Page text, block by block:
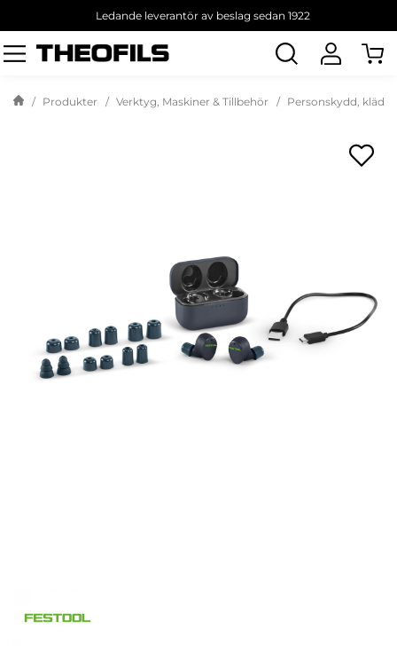
Ledande leverantör av beslag sedan 1922
Sök
produkt
Produkter Verktyg, Maskiner & Tillbehör Personskydd,